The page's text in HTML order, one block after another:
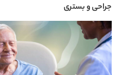
جراحی و بستری